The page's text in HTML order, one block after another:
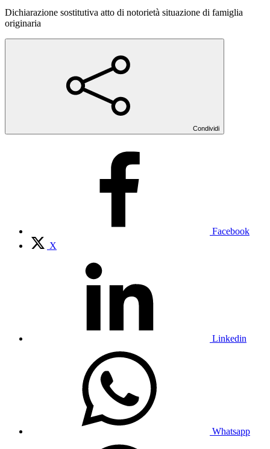
Dichiarazione sostitutiva atto di notorietà situazione di famiglia
originaria
Condividi
Facebook
X
Linkedin
Whatsapp